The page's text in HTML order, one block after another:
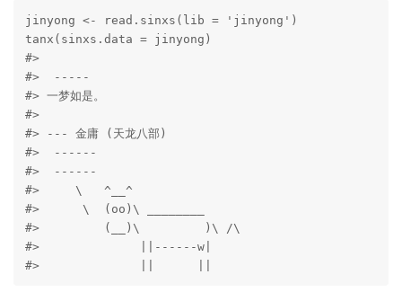
jinyong <- read.sinxs(lib = 'jinyong')
tanx(sinxs.data = jinyong)
#>
#>  -----
#> 一梦如是。
#>
#> --- 金庸 (天龙八部)
#>  ------
#>  ------
#>     \   ^__^
#>      \  (oo)\ ________
#>         (__)\         )\ /\
#>              ||------w|
#>              ||      ||